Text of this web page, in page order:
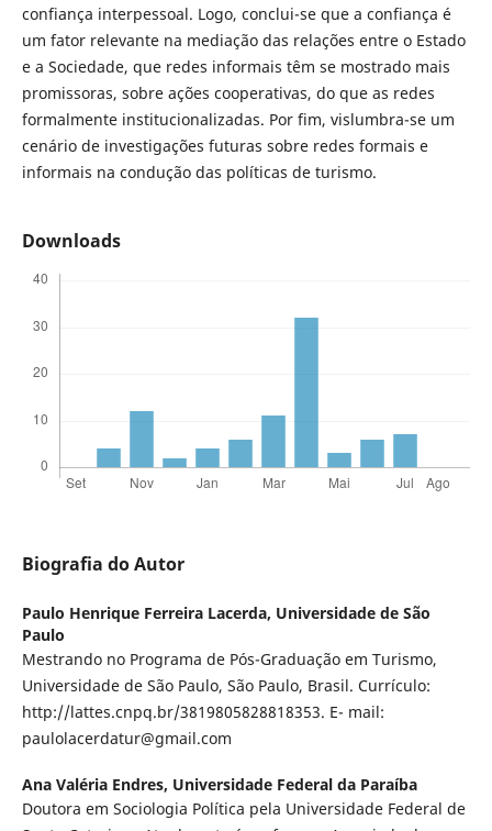
confiança interpessoal. Logo, conclui-se que a confiança é
um fator relevante na mediação das relações entre o Estado
e a Sociedade, que redes informais têm se mostrado mais
promissoras, sobre ações cooperativas, do que as redes
formalmente institucionalizadas. Por fim, vislumbra-se um
cenário de investigações futuras sobre redes formais e
informais na condução das políticas de turismo.
Downloads
Biografia do Autor
Paulo Henrique Ferreira Lacerda, Universidade de São
Paulo
Mestrando no Programa de Pós-Graduação em Turismo,
Universidade de São Paulo, São Paulo, Brasil. Currículo:
http://lattes.cnpq.br/3819805828818353. E- mail:
paulolacerdatur@gmail.com
Ana Valéria Endres, Universidade Federal da Paraíba
Doutora em Sociologia Política pela Universidade Federal de